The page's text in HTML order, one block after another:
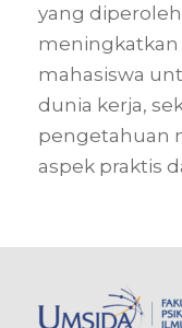
yang
meningkatkan
mahasiswa
dunia kerja,
pengetahuan
aspek praktis